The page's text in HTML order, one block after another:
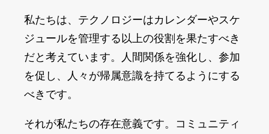
私たちは、テクノロジーはカレンダーやスケ
ジュールを管理する以上の役割を果たすべき
だと考えています。人間関係を強化し、参加
を促し、人々が帰属意識を持てるようにする
べきです。
それが私たちの存在意義です。コミュニティ